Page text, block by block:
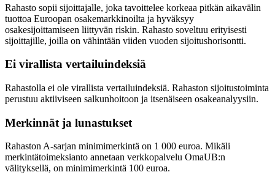
Rahasto sopii sijoittajalle, joka tavoittelee korkeaa pitkän aikavälin
tuottoa Euroopan osakemarkkinoilta ja hyväksyy
osakesijoittamiseen liittyvän riskin. Rahasto soveltuu erityisesti
sijoittajille, joilla on vähintään viiden vuoden sijoitushorisontti.
Ei virallista vertailuindeksiä
Rahastolla ei ole virallista vertailuindeksiä. Rahaston sijoitustoiminta
perustuu aktiiviseen salkunhoitoon ja itsenäiseen osakeanalyysiin.
Merkinnät ja lunastukset
Rahaston A-sarjan minimimerkintä on 1 000 euroa. Mikäli
merkintätoimeksianto annetaan verkkopalvelu OmaUB:n
välityksellä, on minimimerkintä 100 euroa.